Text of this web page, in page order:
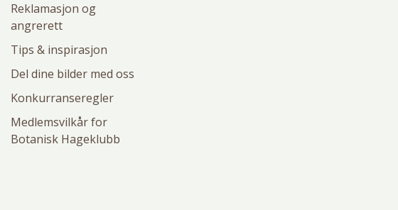
Reklamasjon og
angrerett
Tips & inspirasjon
Del dine bilder med oss
Konkurranseregler
Medlemsvilkår for
Botanisk Hageklubb